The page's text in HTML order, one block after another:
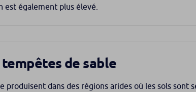
est également plus élevé.
tempêtes de sable
produisent dans des régions arides où les sols sont